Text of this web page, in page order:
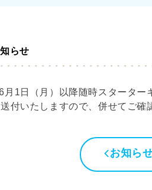
らせ
1日（月）以降随時スタータ
付いたしますので、併せてご確
お知ら